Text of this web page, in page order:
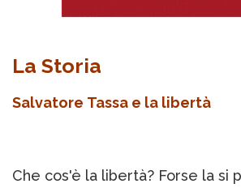
La Storia
Salvatore Tassa e la libertà
Che cos'è la libertà? Forse la si